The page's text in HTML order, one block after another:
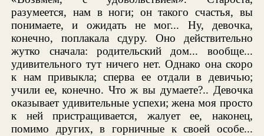
разумеется, нам в ноги; он такого счастья, вы
понимаете, и ожидать не мог... Ну, девочка,
конечно, поплакала сдуру. Оно действительно
жутко сначала: родительский дом... вообще...
удивительного тут ничего нет. Однако она скоро
к нам привыкла; сперва ее отдали в девичью;
учили ее, конечно. Что ж вы думаете?.. Девочка
оказывает удивительные успехи; жена моя просто
к ней пристращивается, жалует ее, наконец,
помимо других, в горничные к своей особе...